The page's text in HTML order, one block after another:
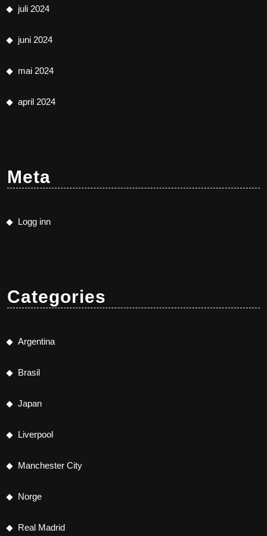
juli 2024
juni 2024
mai 2024
april 2024
Meta
Logg inn
Categories
Argentina
Brasil
Japan
Liverpool
Manchester City
Norge
Real Madrid